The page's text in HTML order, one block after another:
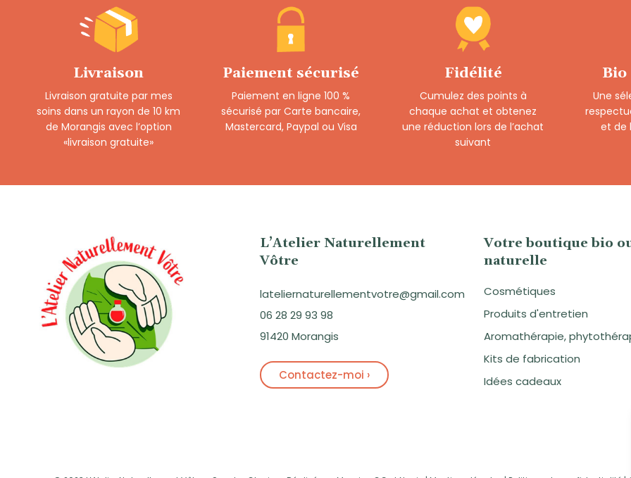
Livraison
Livraison gratuite par mes
soins dans un rayon de 10 km
de Morangis avec l’option
«livraison gratuite»
Paiement sécurisé
Paiement en ligne 100 %
sécurisé par Carte bancaire,
Mastercard, Paypal ou Visa
Fidélité
Cumulez des points à
chaque achat et obtenez
une réduction lors de l’achat
suivant
Une
et de
L’Atelier Naturellement
Vôtre
lateliernaturellementvotre@gmail.com
06 28 29 93 98
91420 Morangis
Contactez-moi ›
Votre boutique bio
naturelle
Cosmétiques
Produits d'entretien
Aromathérapie,
Kits de fabrication
Idées cadeaux